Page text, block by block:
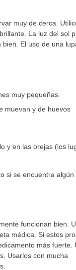
muy de cerca.
La luz del sol
El uso de una
muy pequeñas.
muevan y de huevos
y en las orejas (los
si se encuentra algún
funcionan bien.
médica. Si estos
más fuerte.
Usarlos con mucha